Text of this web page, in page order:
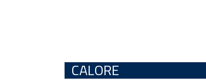
CALORE